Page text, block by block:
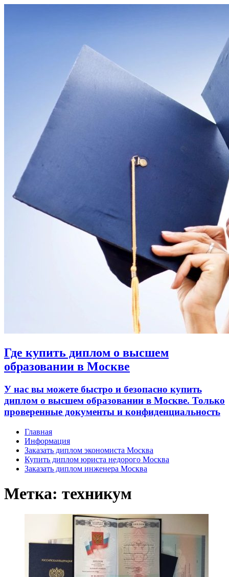
Где купить диплом о высшем
образовании в Москве
У нас вы можете быстро и безопасно купить
диплом о высшем образовании в Москве. Только
проверенные документы и конфиденциальность
Главная
Информация
Заказать диплом экономиста Москва
Купить диплом юриста недорого Москва
Заказать диплом инженера Москва
Метка: техникум